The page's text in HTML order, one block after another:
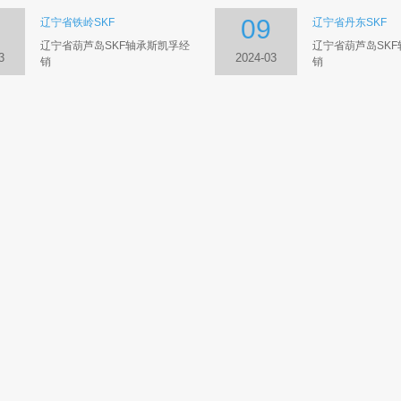
09
2024-03
辽宁省丹东SKF
辽宁省葫芦岛SKF
销
辽宁省铁岭SKF
辽宁省葫芦岛SKF轴承斯凯孚经
销